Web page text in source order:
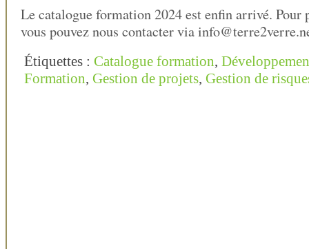
Le catalogue formation 2024 est enfin arrivé. Pour
vous pouvez nous contacter via
Étiquettes : Catalogue formation,
Formation, Gestion de projets, Gestion de